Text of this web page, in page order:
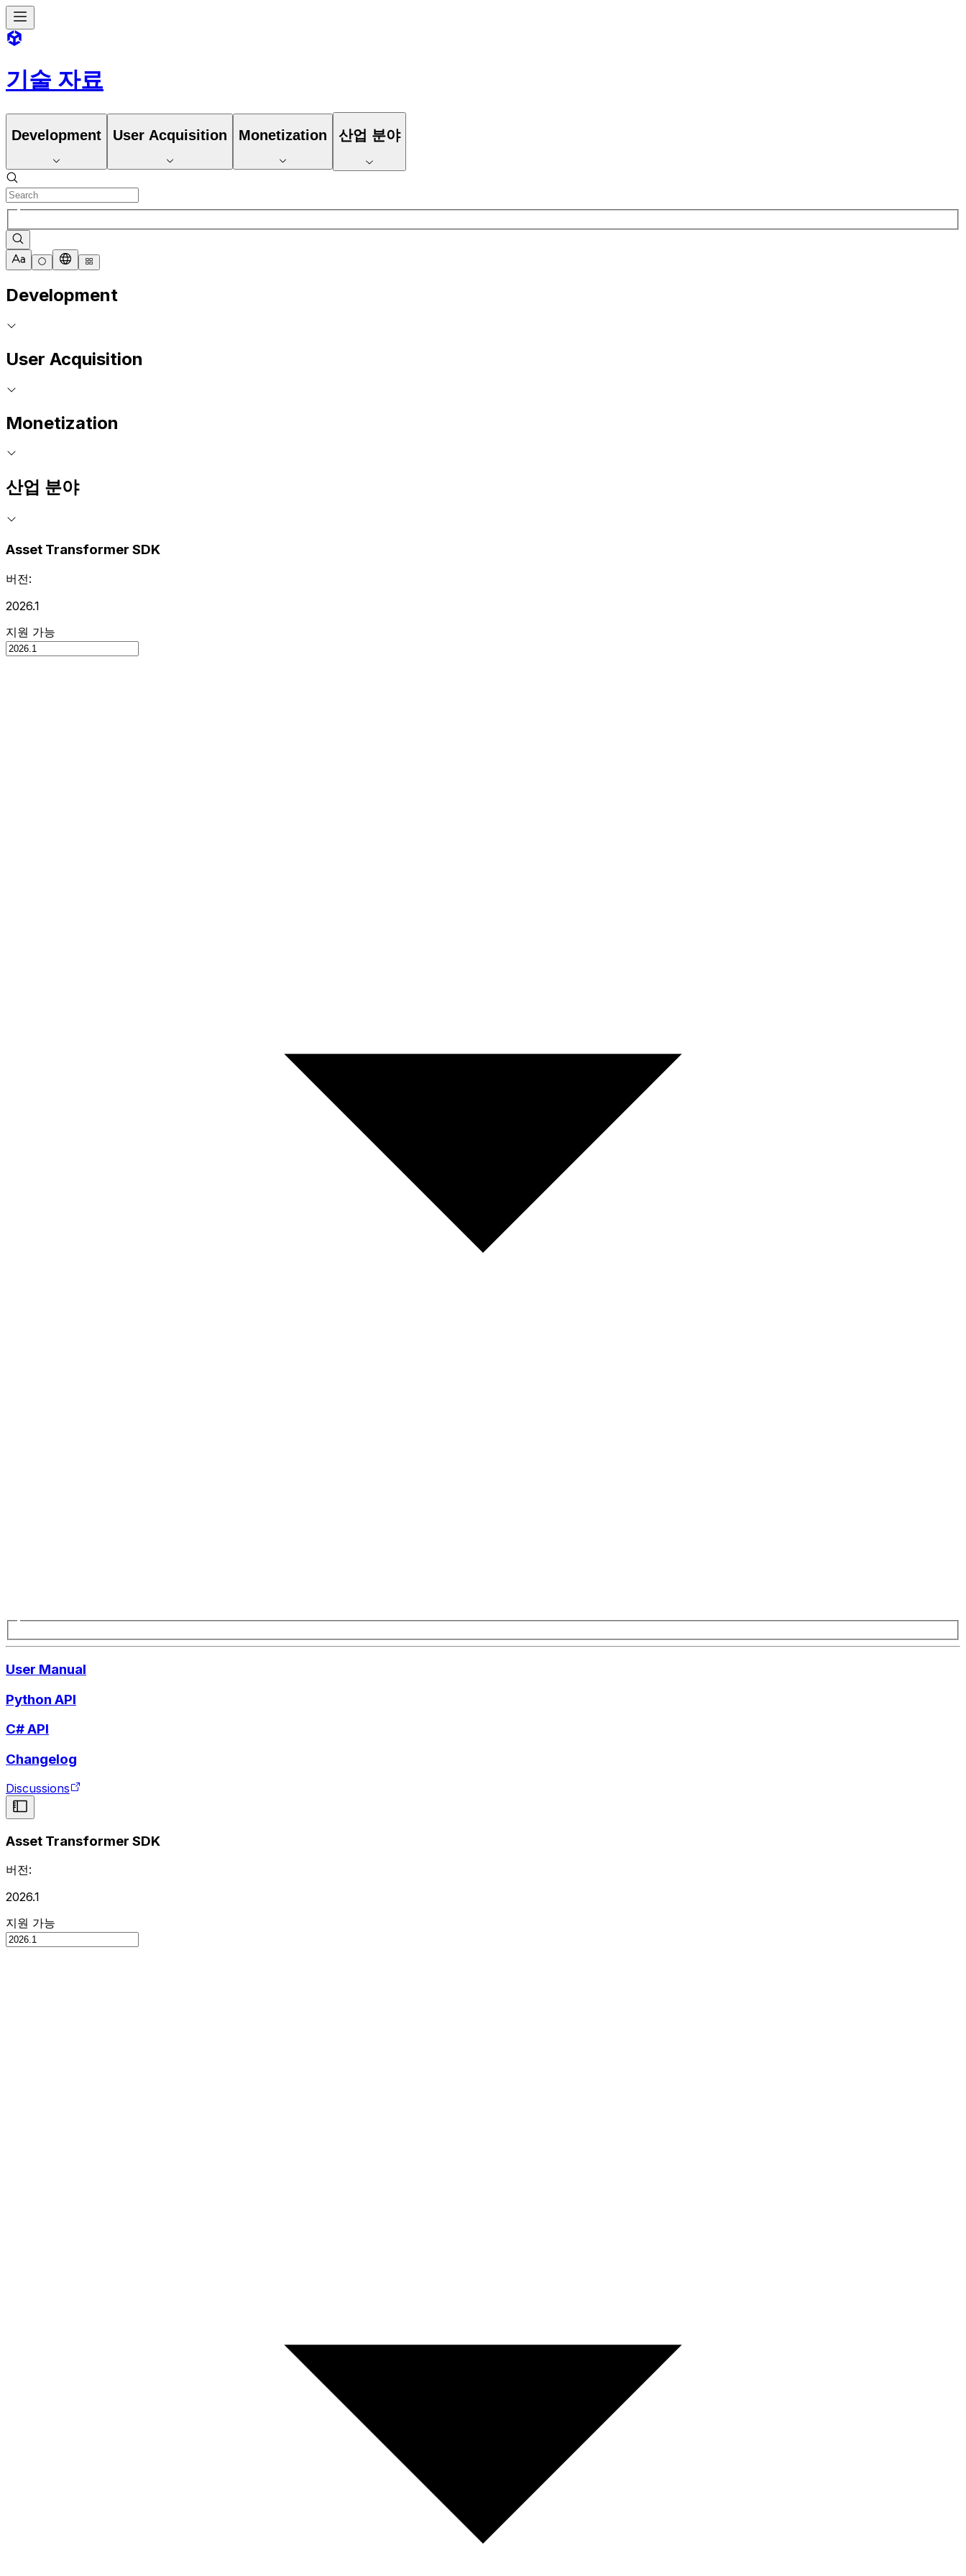
기술 자료
Development User Acquisition Monetization 산업 분야
Development
User Acquisition
Monetization
산업 분야
Asset Transformer SDK
버전:
2026.1
지원 가능
User Manual
Python API
C# API
Changelog
Discussions
Asset Transformer SDK
버전:
2026.1
지원 가능